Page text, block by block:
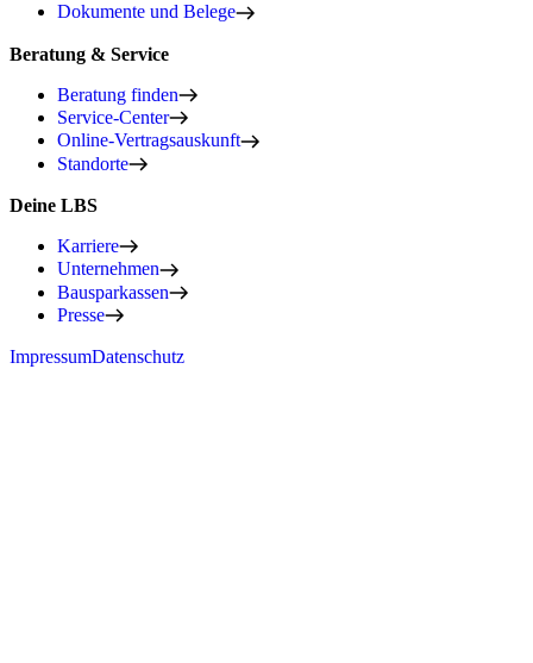
Dokumente und Belege
Beratung & Service
Beratung finden
Service-Center
Online-Vertragsauskunft
Standorte
Deine LBS
Karriere
Unternehmen
Bausparkassen
Presse
ImpressumDatenschutz